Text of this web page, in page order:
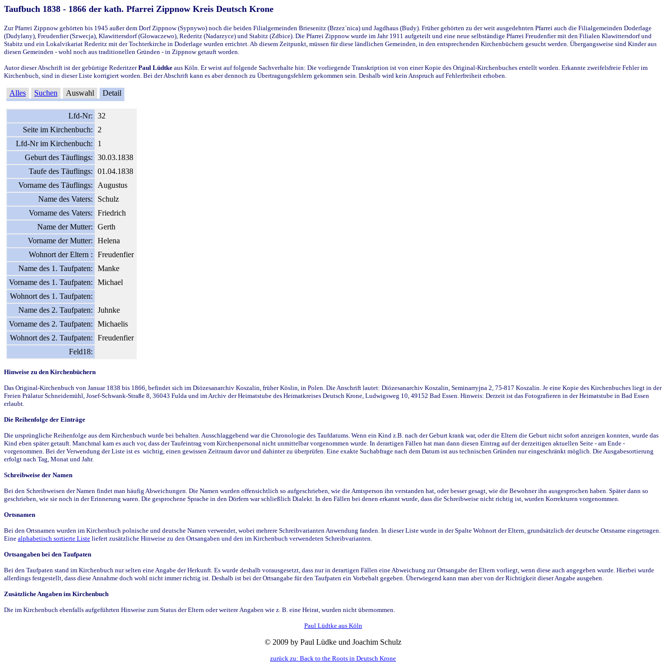
Taufbuch 1838 - 1866 der kath. Pfarrei Zippnow Kreis Deutsch Krone
Zur Pfarrei Zippnow gehörten bis 1945 außer dem Dorf Zippnow (Sypnywo) noch die beiden Filialgemeinden Briesenitz (Brzez`nica) und Jagdhaus (Budy). Früher gehörten zu der weit ausgedehnten Pfarrei auch die Filialgemeinden Doderlage
(Dudylany), Freudenfier (Szwecja), Klawittersdorf (Glowaczewo), Rederitz (Nadarzyce) und Stabitz (Zdbice). Die Pfarrei Zippnow wurde im Jahr 1911 aufgeteilt und eine neue selbständige Pfarrei Freudenfier mit den Filialen Klawittersdorf und
Stabitz und ein Lokalvikariat Rederitz mit der Tochterkirche in Doderlage wurden errichtet. Ab diesem Zeitpunkt, müssen für diese ländlichen Gemeinden, in den entsprechenden Kirchenbüchern gesucht werden. Übergangsweise sind Kinder aus
diesen Gemeinden - wohl noch aus traditionellen Gründen - in Zippnow getauft worden.
Autor dieser Abschrift ist der gebürtige RederitzerPaul Lüdtke aus Köln. Er weist auf folgende Sachverhalte hin: Die vorliegende Transkription ist von einer Kopie des Original-Kirchenbuches erstellt worden. Erkannte zweifelsfreie Fehler im
Kirchenbuch, sind in dieser Liste korrigiert worden. Bei der Abschrift kann es aber dennoch zu Übertragungsfehlern gekommen sein. Deshalb wird kein Anspruch auf Fehlerfreiheit erhoben.
Alles Suchen Auswahl Detail
Lfd-Nr:
32
Seite im Kirchenbuch:
2
Lfd-Nr im Kirchenbuch:
1
Geburt des Täuflings:
30.03.1838
Taufe des Täuflings:
01.04.1838
Vorname des Täuflings:
Augustus
Name des Vaters:
Schulz
Vorname des Vaters:
Friedrich
Name der Mutter:
Gerth
Vorname der Mutter:
Helena
Wohnort der Eltern :
Freudenfier
Name des 1. Taufpaten:
Manke
Vorname des 1. Taufpaten:
Michael
Wohnort des 1. Taufpaten:
Name des 2. Taufpaten:
Juhnke
Vorname des 2. Taufpaten:
Michaelis
Wohnort des 2. Taufpaten:
Freudenfier
Feld18:
Hinweise zu den Kirchenbüchern
Das Original-Kirchenbuch von Januar 1838 bis 1866, befindet sich im Diözesanarchiv Koszalin, früher Köslin, in Polen. Die Anschrift lautet: Diözesanarchiv Koszalin, Seminarryjna 2, 75-817 Koszalin. Je eine Kopie des Kirchenbuches liegt in der
Freien Prälatur Schneidemühl, Josef-Schwank-Straße 8, 36043 Fulda und im Archiv der Heimatstube des Heimatkreises Deutsch Krone, Ludwigsweg 10, 49152 Bad Essen. Hinweis: Derzeit ist das Fotografieren in der Heimatstube in Bad Essen
erlaubt.
Die Reihenfolge der Einträge
Die ursprüngliche Reihenfolge aus dem Kirchenbuch wurde bei behalten. Ausschlaggebend war die Chronologie des Taufdatums. Wenn ein Kind z.B. nach der Geburt krank war, oder die Eltern die Geburt nicht sofort anzeigen konnten, wurde das
Kind eben später getauft. Manchmal kam es auch vor, dass der Taufeintrag vom Kirchenpersonal nicht unmittelbar vorgenommen wurde. In derartigen Fällen hat man dann diesen Eintrag auf der derzeitigen aktuellen Seite - am Ende -
vorgenommen. Bei der Verwendung der Liste ist es wichtig, einen gewissen Zeitraum davor und dahinter zu überprüfen. Eine exakte Suchabfrage nach dem Datum ist aus technischen Gründen nur eingeschränkt möglich. Die Ausgabesortierung
erfolgt nach Tag, Monat und Jahr.
Schreibweise der Namen
Bei den Schreibweisen der Namen findet man häufig Abweichungen. Die Namen wurden offensichtlich so aufgeschrieben, wie die Amtsperson ihn verstanden hat, oder besser gesagt, wie die Bewohner ihn ausgesprochen haben. Später dann so
geschrieben, wie sie noch in der Erinnerung waren. Die gesprochene Sprache in den Dörfern war schließlich Dialekt. In den Fällen bei denen erkannt wurde, dass die Schreibweise nicht richtig ist, wurden Korrekturen vorgenommen.
Ortsnamen
Bei den Ortsnamen wurden im Kirchenbuch polnische und deutsche Namen verwendet, wobei mehrere Schreibvarianten Anwendung fanden. In dieser Liste wurde in der Spalte Wohnort der Eltern, grundsätzlich der deutsche Ortsname eingetragen.
Eine alphabetisch sortierte Liste liefert zusätzliche Hinweise zu den Ortsangaben und den im Kirchenbuch verwendeten Schreibvarianten.
Ortsangaben bei den Taufpaten
Bei den Taufpaten stand im Kirchenbuch nur selten eine Angabe der Herkunft. Es wurde deshalb vorausgesetzt, dass nur in derartigen Fällen eine Abweichung zur Ortsangabe der Eltern vorliegt, wenn diese auch angegeben wurde. Hierbei wurde
allerdings festgestellt, dass diese Annahme doch wohl nicht immer richtig ist. Deshalb ist bei der Ortsangabe für den Taufpaten ein Vorbehalt gegeben. Überwiegend kann man aber von der Richtigkeit dieser Angabe ausgehen.
Zusätzliche Angaben im Kirchenbuch
Die im Kirchenbuch ebenfalls aufgeführten Hinweise zum Status der Eltern oder weitere Angaben wie z. B. eine Heirat, wurden nicht übernommen.
Paul Lüdtke aus Köln
© 2009 by Paul Lüdke und Joachim Schulz
zurück zu: Back to the Roots in Deutsch Krone